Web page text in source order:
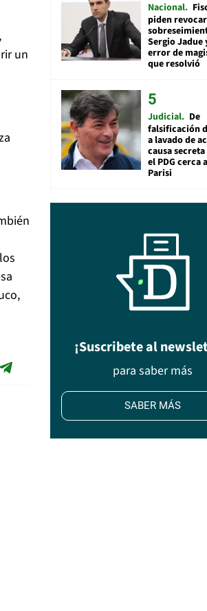
un
Nacional
piden
Sergio Jadue
error de
que resolvió
Judicial De
falsificación
a lavado de
causa
el PDG cerca
Parisi
¡Suscribete al
para saber más
SABER MÁS